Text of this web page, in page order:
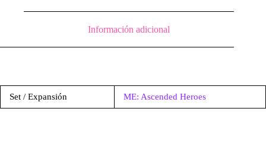
Información adicional
Set / Expansión ME: Ascended Heroes